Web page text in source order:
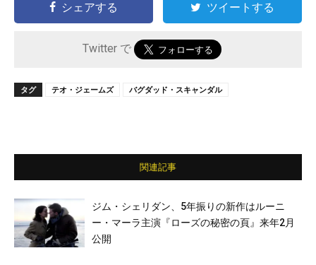
シェアする ツイートする
Twitter で
タグ テオ・ジェームズ バグダッド・スキャンダル
関連記事
ジム・シェリダン、5年振りの新作はルーニ
ー・マーラ主演『ローズの秘密の頁』来年2月
公開